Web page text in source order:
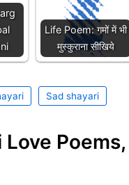
Life Poem: गमों में भी
मुस्कुराना सीखिये
Sad shayari